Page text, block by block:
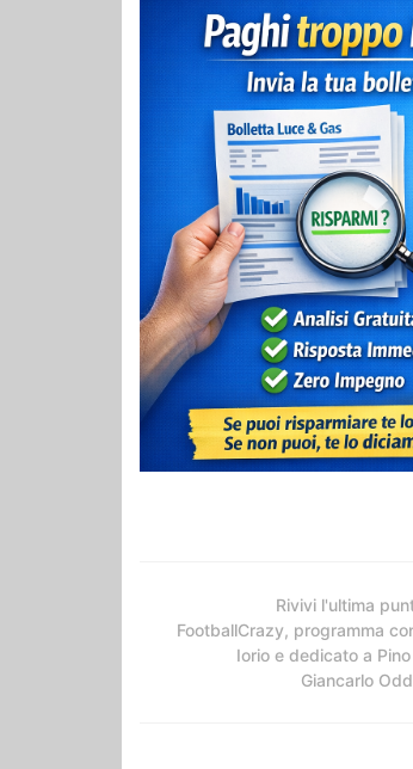
Rivivi l'ultima
FootballCrazy, programma
Iorio e dedicato a
Giancarlo